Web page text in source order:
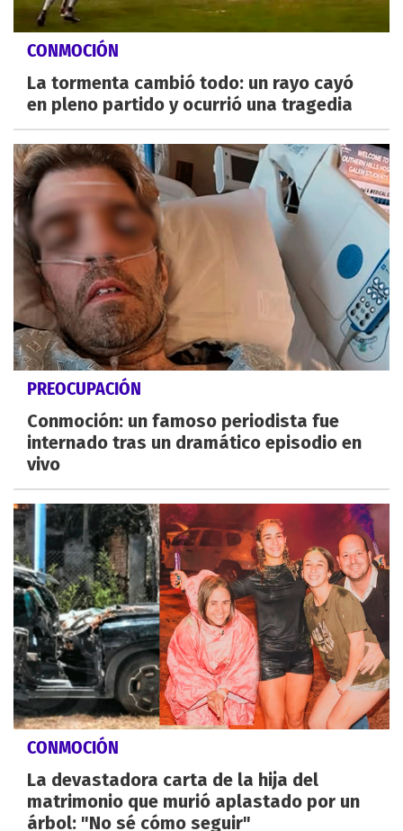
CONMOCIÓN
La tormenta cambió todo: un rayo cayó
en pleno partido y ocurrió una tragedia
PREOCUPACIÓN
Conmoción: un famoso periodista fue
internado tras un dramático episodio en
vivo
CONMOCIÓN
La devastadora carta de la hija del
matrimonio que murió aplastado por un
árbol: "No sé cómo seguir"